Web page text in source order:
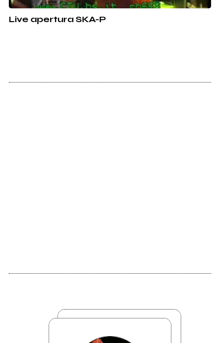
Live apertura SKA-P